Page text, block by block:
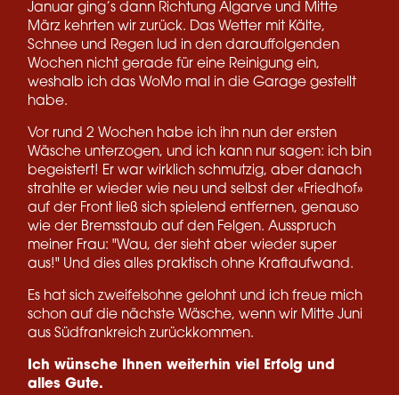
Januar ging’s dann Richtung Algarve und Mitte
März kehrten wir zurück. Das Wetter mit Kälte,
Schnee und Regen lud in den darauffolgenden
Wochen nicht gerade für eine Reinigung ein,
weshalb ich das WoMo mal in die Garage gestellt
habe.
Vor rund 2 Wochen habe ich ihn nun der ersten
Wäsche unterzogen, und ich kann nur sagen: ich bin
begeistert! Er war wirklich schmutzig, aber danach
strahlte er wieder wie neu und selbst der «Friedhof»
auf der Front ließ sich spielend entfernen, genauso
wie der Bremsstaub auf den Felgen. Ausspruch
meiner Frau: "Wau, der sieht aber wieder super
aus!" Und dies alles praktisch ohne Kraftaufwand.
Es hat sich zweifelsohne gelohnt und ich freue mich
schon auf die nächste Wäsche, wenn wir Mitte Juni
aus Südfrankreich zurückkommen.
Ich wünsche Ihnen weiterhin viel Erfolg und
alles Gute.